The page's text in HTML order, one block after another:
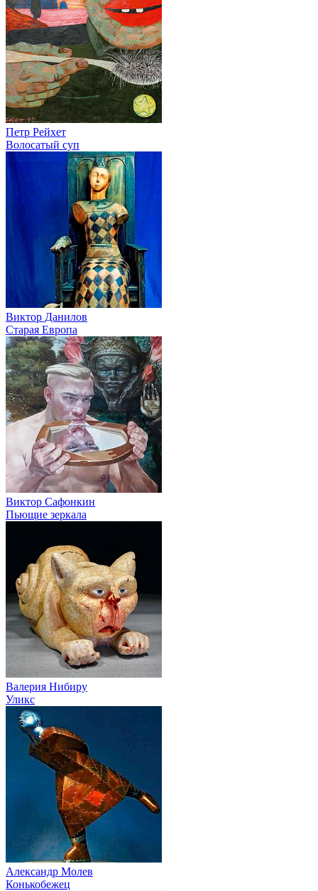
Петр Рейхет
Волосатый суп
Виктор Данилов
Старая Европа
Виктор Сафонкин
Пьющие зеркала
Валерия Нибиру
Уликс
Александр Молев
Конькобежец